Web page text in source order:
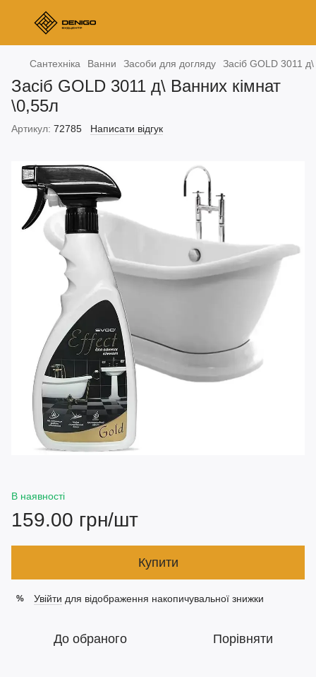
Сантехніка Ванни Засоби для догляду Засіб GOLD 3011
Засіб GOLD 3011 д\ Ванних кімнат
\0,55л
Артикул: 72785 Написати відгук
В наявності
159.00 грн/шт
Купити
% Увійти для відображення накопичувальної знижки
До обраного Порівняти